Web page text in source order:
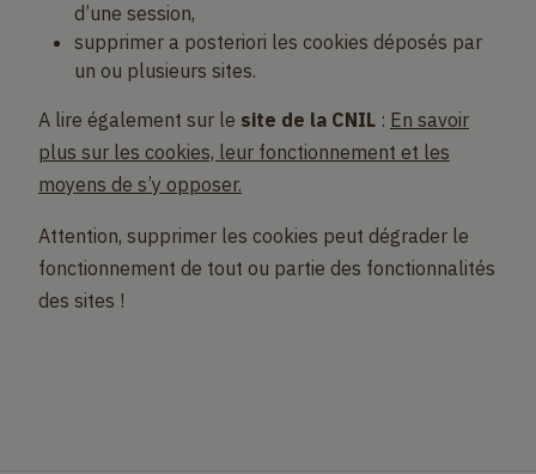
d’une session,
supprimer a posteriori les cookies déposés par
un ou plusieurs sites.
A lire également sur le site de la CNIL : En savoir
plus sur les cookies, leur fonctionnement et les
moyens de s’y opposer.
Attention, supprimer les cookies peut dégrader le
fonctionnement de tout ou partie des fonctionnalités
des sites !